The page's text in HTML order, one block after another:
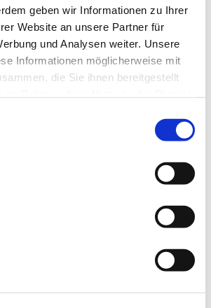
geben wir Informationen zu Ihrer
Website an unsere Partner für
und Analysen weiter. Unsere
Informationen möglicherweise mit
die Sie ihnen bereitgestellt
Deutsch)
Zeit mit euch zu teilen!